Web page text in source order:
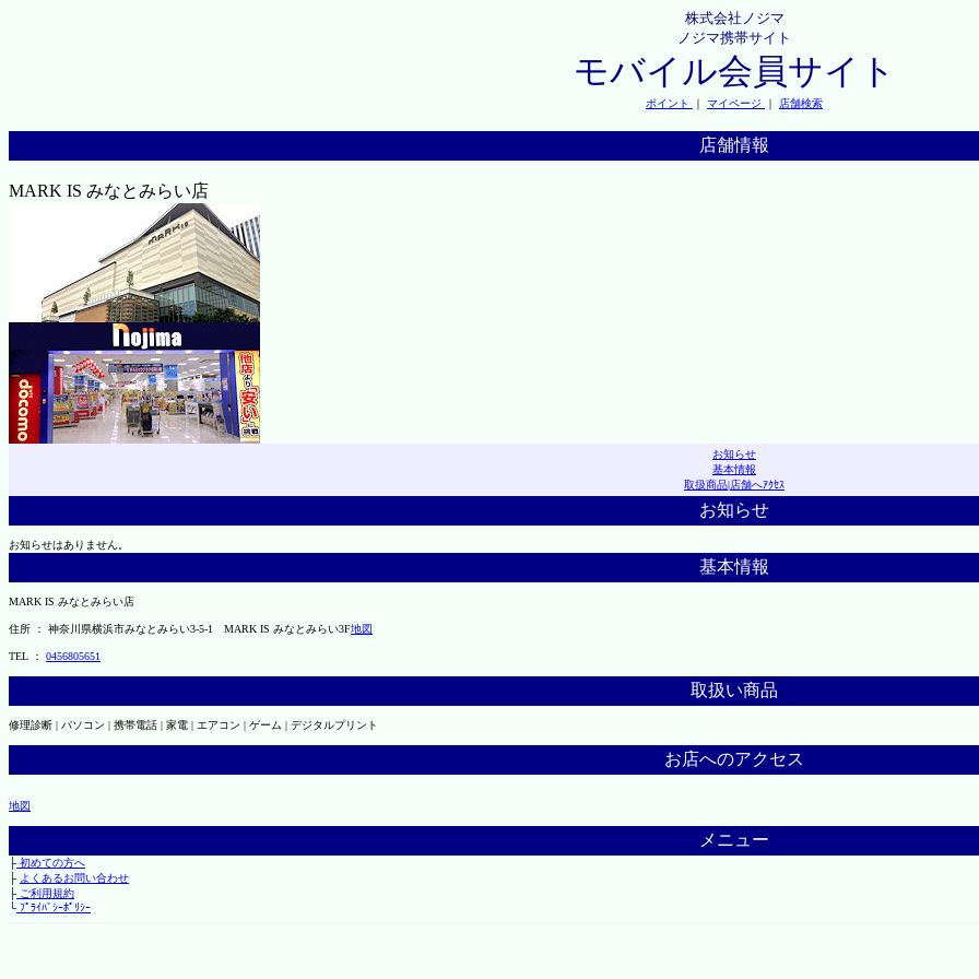
株式会社ノジマ
ノジマ携帯サイト
モバイル会員サイト
ポイント ｜ マイページ ｜ 店舗検索
店舗情報
MARK IS みなとみらい店
お知らせ
基本情報
取扱商品|店舗へｱｸｾｽ
お知らせ
お知らせはありません。
基本情報
MARK IS みなとみらい店
住所 ： 神奈川県横浜市みなとみらい3-5-1 MARK IS みなとみらい3F地図
TEL ： 0456805651
取扱い商品
修理診断 | パソコン | 携帯電話 | 家電 | エアコン | ゲーム | デジタルプリント
お店へのアクセス
地図
メニュー
├初めての方へ
├ よくあるお問い合わせ
├ご利用規約
└ﾌﾟﾗｲﾊﾞｼｰﾎﾟﾘｼｰ